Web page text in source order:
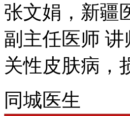
张文娟，新疆
副主任医师
关性皮肤病，
同城医生